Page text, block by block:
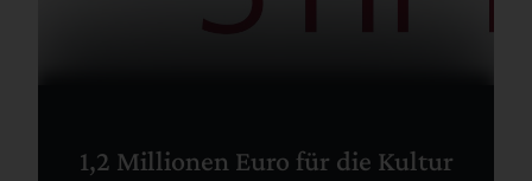
1,2 Millionen Euro für die Kultur